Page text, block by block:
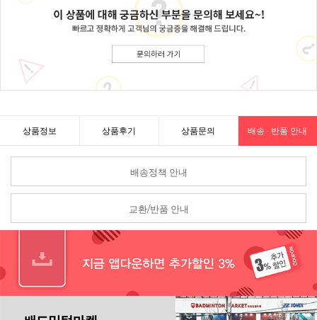
상품정보 상품후기 상품문의 배송 · 반품 안내
배송정책 안내
교환/반품 안내